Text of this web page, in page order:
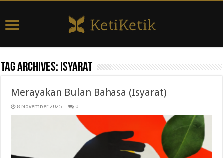
Tag Archives: isyarat
Merayakan Bulan Bahasa (Isyarat)
8 November 2025 0